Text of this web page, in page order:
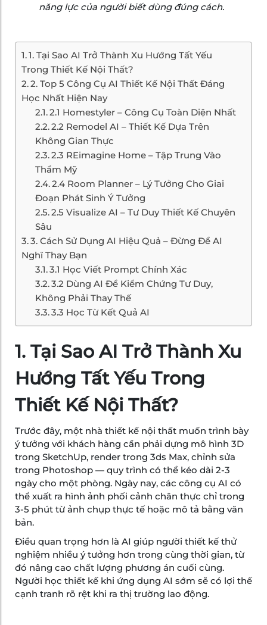
năng lực của người biết dùng đúng cách.
1. Tại Sao AI Trở Thành Xu Hướng Tất Yếu
Trong Thiết Kế Nội Thất?
2. Top 5 Công Cụ AI Thiết Kế Nội Thất Đáng
Học Nhất Hiện Nay
2.1 Homestyler – Công Cụ Toàn Diện Nhất
2.2 Remodel AI – Thiết Kế Dựa Trên
Không Gian Thực
2.3 REimagine Home – Tập Trung Vào
Thẩm Mỹ
2.4 Room Planner – Lý Tưởng Cho Giai
Đoạn Phát Sinh Ý Tưởng
2.5 Visualize AI – Tư Duy Thiết Kế Chuyên
Sâu
3. Cách Sử Dụng AI Hiệu Quả – Đừng Để AI
Nghĩ Thay Bạn
3.1 Học Viết Prompt Chính Xác
3.2 Dùng AI Để Kiểm Chứng Tư Duy,
Không Phải Thay Thế
3.3 Học Từ Kết Quả AI
1. Tại Sao AI Trở Thành Xu
Hướng Tất Yếu Trong
Thiết Kế Nội Thất?
Trước đây, một nhà thiết kế nội thất muốn trình bày
ý tưởng với khách hàng cần phải dựng mô hình 3D
trong SketchUp, render trong 3ds Max, chỉnh sửa
trong Photoshop — quy trình có thể kéo dài 2-3
ngày cho một phòng. Ngày nay, các công cụ AI có
thể xuất ra hình ảnh phối cảnh chân thực chỉ trong
3-5 phút từ ảnh chụp thực tế hoặc mô tả bằng văn
bản.
Điều quan trọng hơn là AI giúp người thiết kế thử
nghiệm nhiều ý tưởng hơn trong cùng thời gian, từ
đó nâng cao chất lượng phương án cuối cùng.
Người học thiết kế khi ứng dụng AI sớm sẽ có lợi thế
cạnh tranh rõ rệt khi ra thị trường lao động.